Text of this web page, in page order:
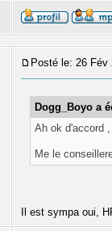
Posté le: 26 Fév
Dogg_Boyo a
Ah ok d'accord
Me le
Il est sympa oui,